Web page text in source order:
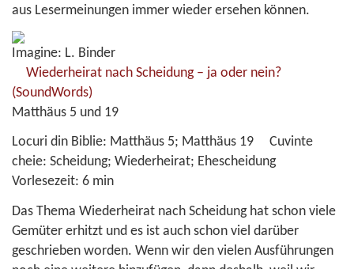
aus Lesermeinungen immer wieder ersehen können.
Imagine: L. Binder
Wiederheirat nach Scheidung – ja oder nein?
(SoundWords)
Matthäus 5 und 19
Locuri din Biblie: Matthäus 5; Matthäus 19 Cuvinte
cheie: Scheidung; Wiederheirat; Ehescheidung
Vorlesezeit: 6 min
Das Thema Wiederheirat nach Scheidung hat schon viele
Gemüter erhitzt und es ist auch schon viel darüber
geschrieben worden. Wenn wir den vielen Ausführungen